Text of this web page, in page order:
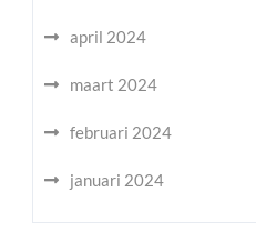
april 2024
maart 2024
februari 2024
januari 2024